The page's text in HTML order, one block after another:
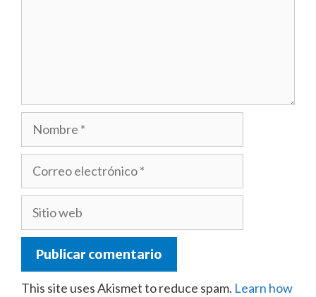
This site uses Akismet to reduce spam. Learn how